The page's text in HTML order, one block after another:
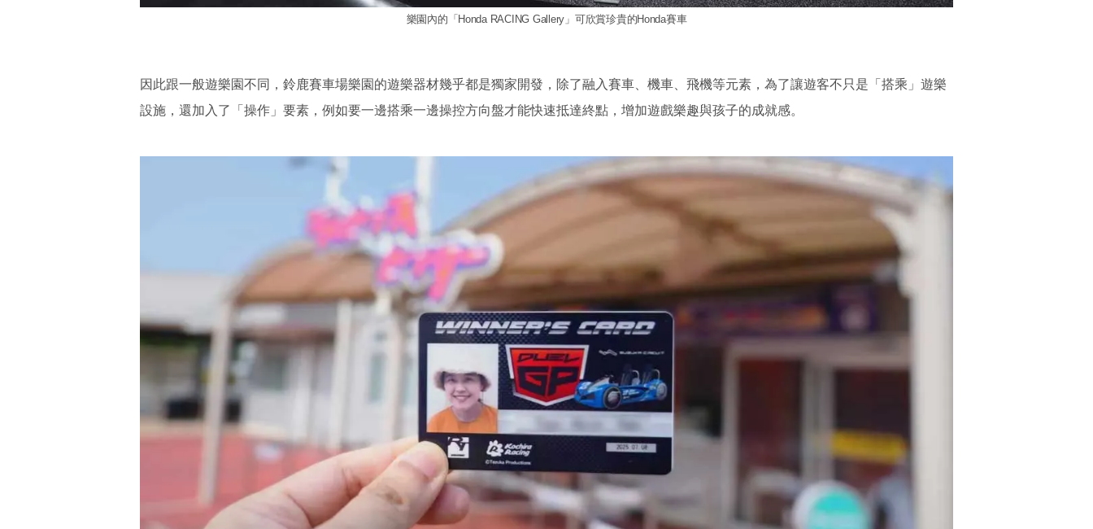
樂園內的「Honda RACING Gallery」可欣賞珍貴的Honda賽車
因此跟一般遊樂園不同，鈴鹿賽車場樂園的遊樂器材幾乎都是獨家開發，除了融入賽車、機車、飛機等元素，為了讓遊客不只是「搭乘」遊樂
設施，還加入了「操作」要素，例如要一邊搭乘一邊操控方向盤才能快速抵達終點，增加遊戲樂趣與孩子的成就感。